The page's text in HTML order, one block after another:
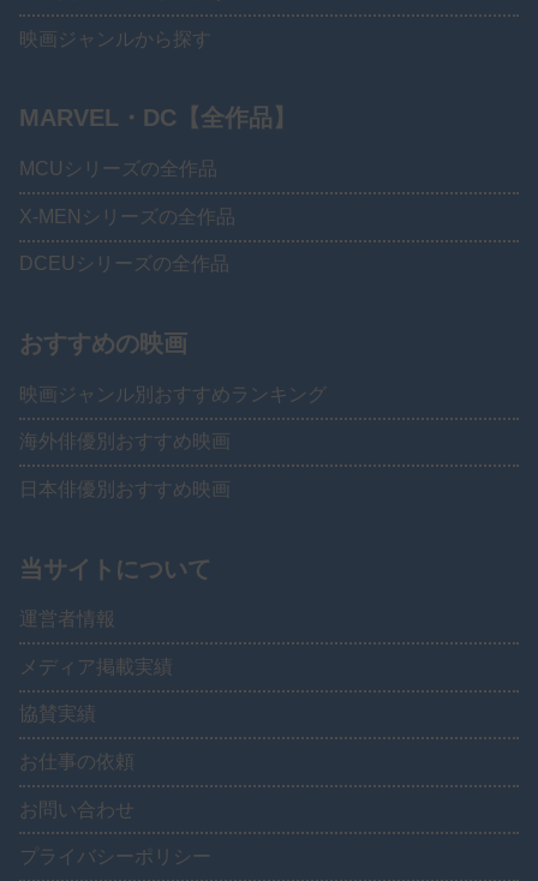
映画ジャンルから探す
MARVEL・DC【全作品】
MCUシリーズの全作品
X-MENシリーズの全作品
DCEUシリーズの全作品
おすすめの映画
映画ジャンル別おすすめランキング
海外俳優別おすすめ映画
日本俳優別おすすめ映画
当サイトについて
運営者情報
メディア掲載実績
協賛実績
お仕事の依頼
お問い合わせ
プライバシーポリシー